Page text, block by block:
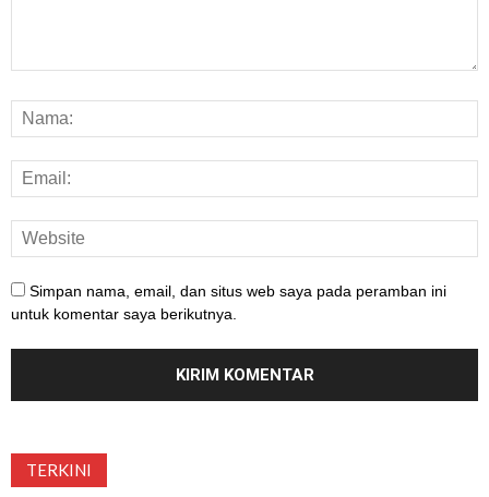
Simpan nama, email, dan situs web saya pada peramban ini
untuk komentar saya berikutnya.
TERKINI